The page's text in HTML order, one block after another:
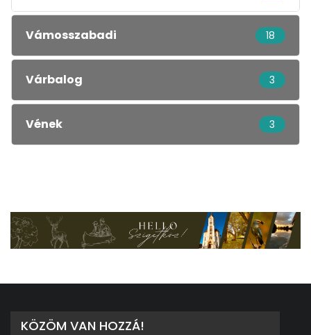
Vámosszabadi 18
Várbalog 3
Vének 3
KÖZÖM VAN HOZZÁ!